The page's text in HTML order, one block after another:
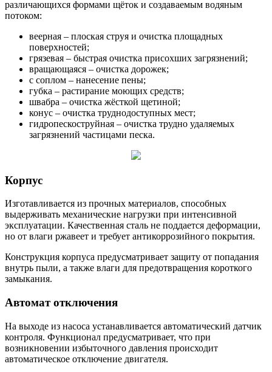
различающихся формами щёток и создаваемым водяным
потоком:
веерная – плоская струя и очистка площадных
поверхностей;
грязевая – быстрая очистка присохших загрязнений;
вращающаяся – очистка дорожек;
с соплом – нанесение пены;
губка – растирание моющих средств;
швабра – очистка жёсткой щетиной;
конус – очистка труднодоступных мест;
гидропескоструйная – очистка трудно удаляемых
загрязнений частицами песка.
Корпус
Изготавливается из прочных материалов, способных
выдерживать механические нагрузки при интенсивной
эксплуатации. Качественная сталь не поддается деформации,
но от влаги ржавеет и требует антикоррозийного покрытия.
Конструкция корпуса предусматривает защиту от попадания
внутрь пыли, а также влаги для предотвращения короткого
замыкания.
Автомат отключения
На выходе из насоса устанавливается автоматический датчик
контроля. Функционал предусматривает, что при
возникновении избыточного давления происходит
автоматическое отключение двигателя.